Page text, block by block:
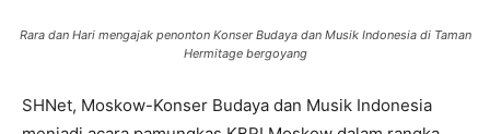
Rara dan Hari mengajak penonton Konser Budaya dan Musik Indonesia di Taman
Hermitage bergoyang
SHNet, Moskow-Konser Budaya dan Musik Indonesia